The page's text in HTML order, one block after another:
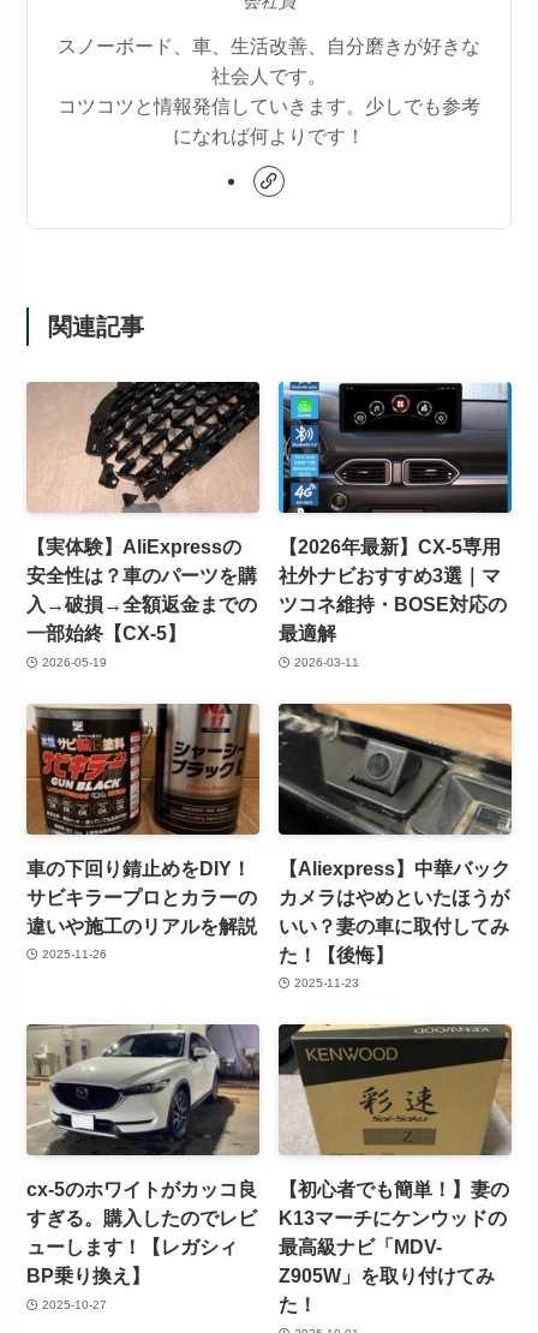
スノーボード、車、生活改善、自分磨きが好きな
社会人です。
コツコツと情報発信していきます。少しでも参考
になれば何よりです！
関連記事
【実体験】AliExpressの
安全性は？車のパーツを購
入→破損→全額返金までの
一部始終【CX-5】
2026-05-19
【2026年最新】CX-5専用
社外ナビおすすめ3選｜マ
ツコネ維持・BOSE対応の
最適解
2026-03-11
車の下回り錆止めをDIY！
サビキラープロとカラーの
違いや施工のリアルを解説
2025-11-26
【Aliexpress】中華バック
カメラはやめといたほうが
いい？妻の車に取付してみ
た！【後悔】
2025-11-23
cx-5のホワイトがカッコ良
すぎる。購入したのでレビ
ューします！【レガシィ
BP乗り換え】
2025-10-27
【初心者でも簡単！】妻の
K13マーチにケンウッドの
最高級ナビ「MDV-
Z905W」を取り付けてみ
た！